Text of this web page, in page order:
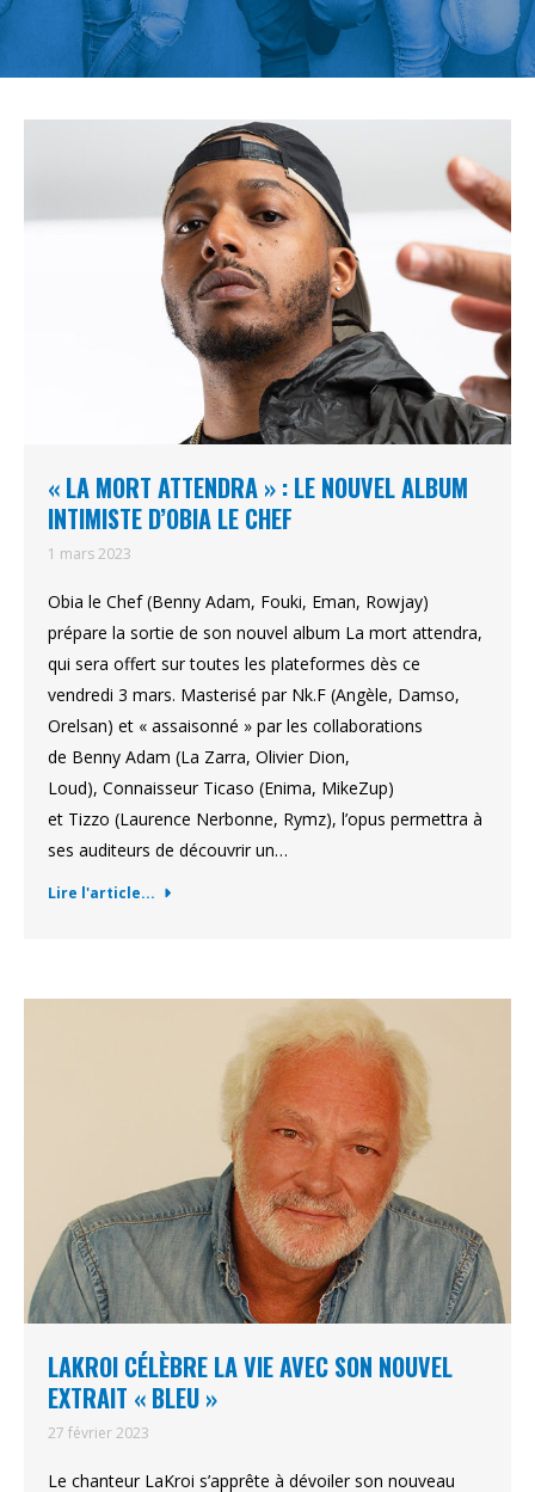
« LA MORT ATTENDRA » : LE NOUVEL ALBUM
INTIMISTE D’OBIA LE CHEF
1 mars 2023
Obia le Chef (Benny Adam, Fouki, Eman, Rowjay)
prépare la sortie de son nouvel album La mort attendra,
qui sera offert sur toutes les plateformes dès ce
vendredi 3 mars. Masterisé par Nk.F (Angèle, Damso,
Orelsan) et « assaisonné » par les collaborations
de Benny Adam (La Zarra, Olivier Dion,
Loud), Connaisseur Ticaso (Enima, MikeZup)
et Tizzo (Laurence Nerbonne, Rymz), l’opus permettra à
ses auditeurs de découvrir un…
Lire l'article...
LAKROI CÉLÈBRE LA VIE AVEC SON NOUVEL
EXTRAIT « BLEU »
27 février 2023
Le chanteur LaKroi s’apprête à dévoiler son nouveau